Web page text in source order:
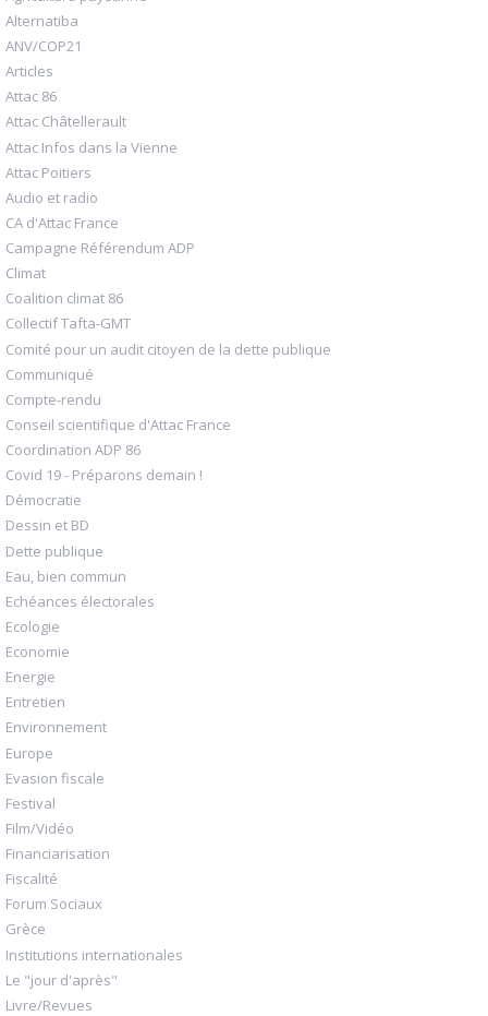
Alternatiba
ANV/COP21
Articles
Attac 86
Attac Châtellerault
Attac Infos dans la Vienne
Attac Poitiers
Audio et radio
CA d'Attac France
Campagne Référendum ADP
Climat
Coalition climat 86
Collectif Tafta-GMT
Comité pour un audit citoyen de la dette publique
Communiqué
Compte-rendu
Conseil scientifique d'Attac France
Coordination ADP 86
Covid 19 - Préparons demain !
Démocratie
Dessin et BD
Dette publique
Eau, bien commun
Echéances électorales
Ecologie
Economie
Energie
Entretien
Environnement
Europe
Evasion fiscale
Festival
Film/Vidéo
Financiarisation
Fiscalité
Forum Sociaux
Grèce
Institutions internationales
Le "jour d'après"
Livre/Revues